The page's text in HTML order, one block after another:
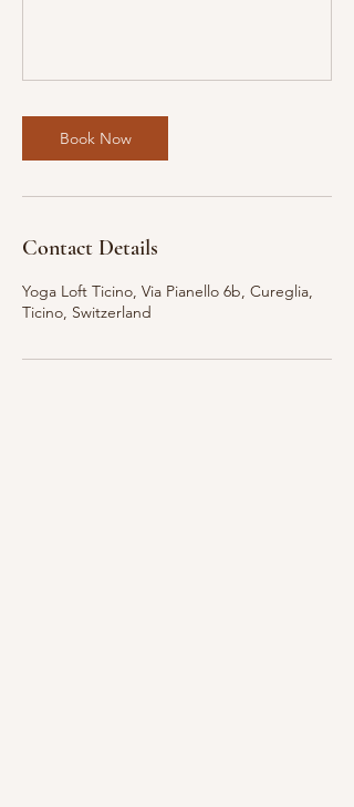
Book Now
Contact Details
Yoga Loft Ticino, Via Pianello 6b, Cureglia,
Ticino, Switzerland